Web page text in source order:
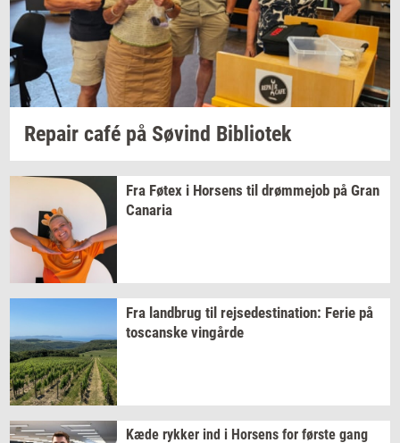
Re­pair café på Søvind Bi­bli­o­tek
Fra Føtex i Hor­sens til drømm­ejob på Gran
Ca­na­ria
Fra land­brug til rej­se­desti­na­tion: Ferie på
toscan­ske vin­går­de
Kæde ryk­ker ind i Hor­sens for før­ste gang